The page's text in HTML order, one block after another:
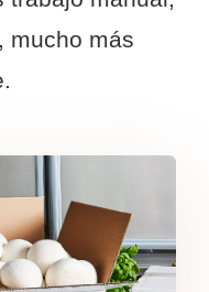
mucho más